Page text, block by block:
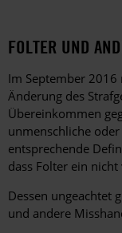
FOLTER UND
Im September
Änderung des
Übereinkommen
unmenschliche
entsprechende
dass Folter ein
Dessen ungeachtet
und andere